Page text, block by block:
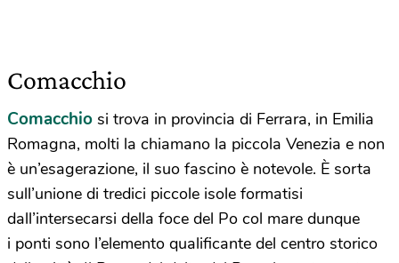
Comacchio
Comacchio si trova in provincia di Ferrara, in Emilia
Romagna, molti la chiamano la piccola Venezia e non
è un’esagerazione, il suo fascino è notevole. È sorta
sull’unione di tredici piccole isole formatisi
dall’intersecarsi della foce del Po col mare dunque
i ponti sono l’elemento qualificante del centro storico